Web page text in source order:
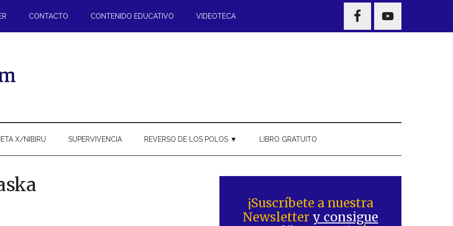
CONTACTO CONTENIDO EDUCATIVO VIDEOTECA
NAV
WIDGET
X/NIBIRU SUPERVIVENCIA REVERSO DE LOS POLOS ▼ LIBRO GRATUITO
lateral
principal
¡Suscríbete a nuestra
Newsletter y consigue